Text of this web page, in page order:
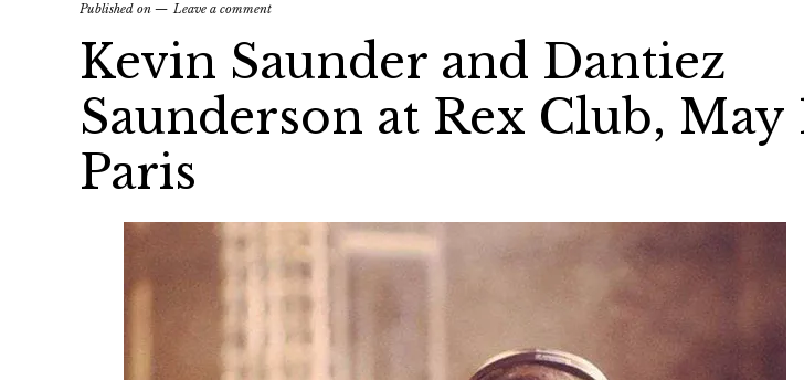
Published on Leave a comment
Kevin Saunder and Dantiez
Saunderson at Rex Club, May
Paris